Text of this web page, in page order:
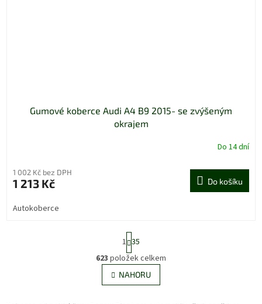
Gumové koberce Audi A4 B9 2015- se zvýšeným
okrajem
Do 14 dní
1 002 Kč bez DPH
1 213 Kč Do košíku
Autokoberce
O
v
l
S
t
r
á
n
k
1 35
623 položek celkem
NAHORU